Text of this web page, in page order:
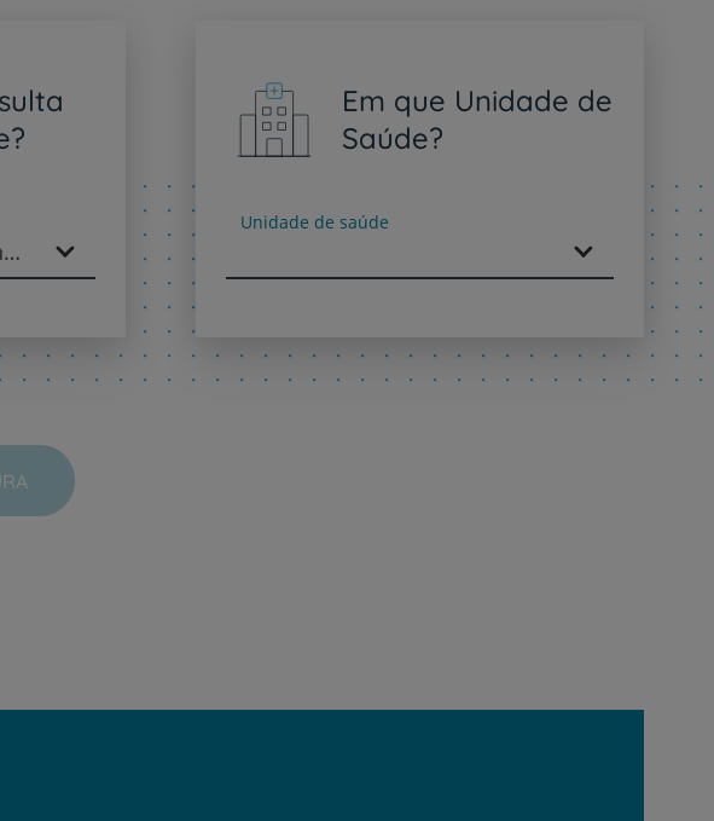
Consulta Ortopedia - Joelho - Ortopedia
Em que Unidade de
Saúde?
Unidade de saúde